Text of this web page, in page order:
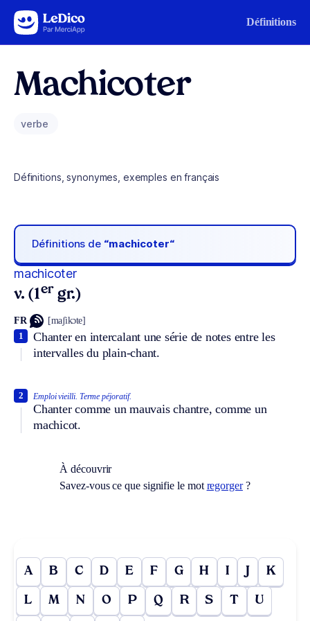
Aller au contenu Définitions
Machicoter
verbe
Définitions, synonymes, exemples en français
Définitions de “machicoter“
machicoter
v. (1er gr.)
FR [maʃikɔte]
Chanter en intercalant une série de notes entre les
intervalles du plain-chant.
1
Emploi vieilli. Terme péjoratif.
Chanter comme un mauvais chantre, comme un
machicot.
2
À découvrir
Savez-vous ce que signifie le mot regorger?
A B C D E F G H I J K
L M N O P Q R S T U